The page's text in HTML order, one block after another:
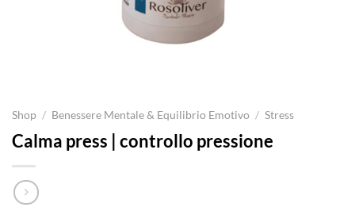
Shop / Benessere Mentale & Equilibrio Emotivo / Stress
Calma press | controllo pressione